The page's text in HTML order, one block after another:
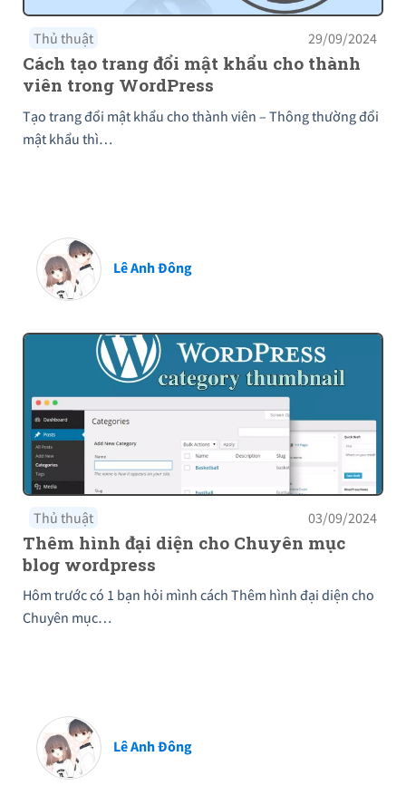
Thủ thuật 29/09/2024
Cách tạo trang đổi mật khẩu cho thành
viên trong WordPress
Tạo trang đổi mật khẩu cho thành viên – Thông thường đổi
mật khẩu thì…
Lê Anh Đông
Thủ thuật 03/09/2024
Thêm hình đại diện cho Chuyên mục
blog wordpress
Hôm trước có 1 bạn hỏi mình cách Thêm hình đại diện cho
Chuyên mục…
Lê Anh Đông